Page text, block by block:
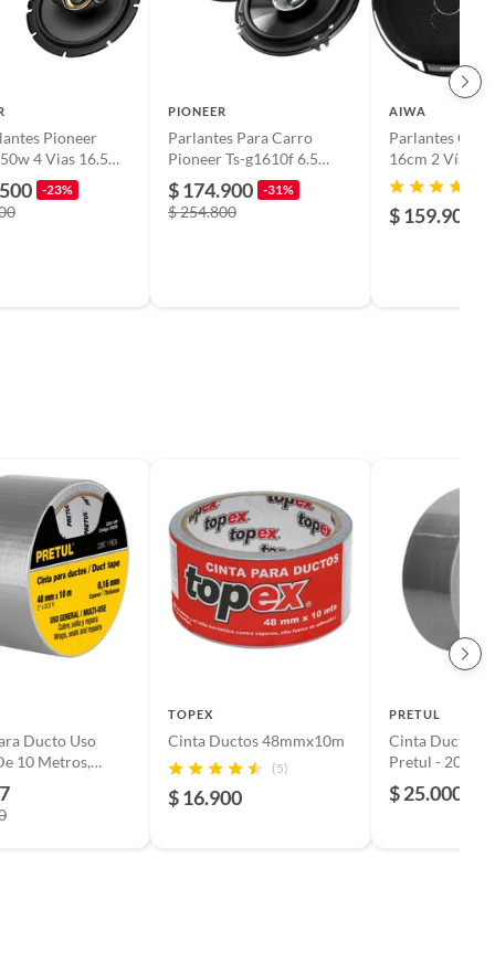
Pioneer
4 Vias 16.5
Color
-23%
PIONEER
Parlantes Para Carro
Pioneer Ts-g1610f 6.5
Pulgadas 280 Watt
$ 174.900 -31%
$ 254.800
AIWA
Parlantes
16cm 2 Vías
$ 159.900
Ducto Uso
10 Metros,
Pretul
TOPEX
Cinta Ductos 48mmx10m
(5)
$ 16.900
PRETUL
Cinta Ducto
Pretul - 20530
$ 25.000